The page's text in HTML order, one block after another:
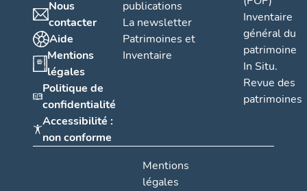
Nous
contacter
Aide
Mentions
légales
Politique de
confidentialité
Accessibilité :
non conforme
publications
La newsletter
Patrimoines et
Inventaire
Inventaire
général du
patrimoine
In Situ.
Revue des
patrimoines
Mentions
légales